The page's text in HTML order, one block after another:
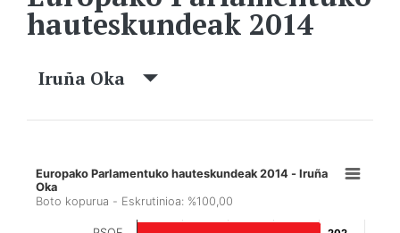
hauteskundeak 2014
Iruña Oka
Europako Parlamentuko hauteskundeak 2014 - Iruña
Oka
Boto kopurua - Eskrutinioa: %100,00